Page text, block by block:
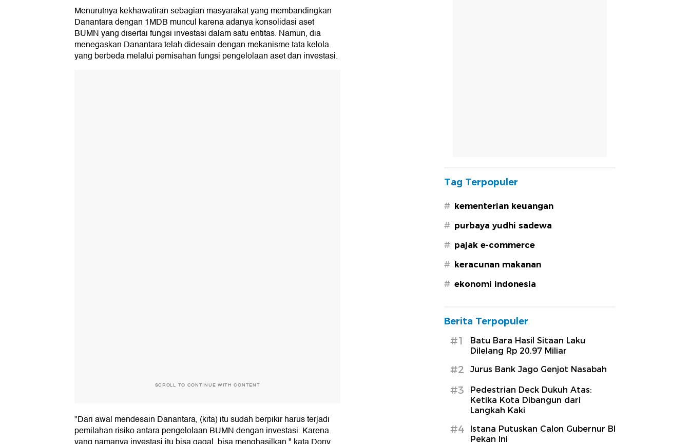
Menurutnya kekhawatiran sebagian masyarakat yang membandingkan
Danantara dengan 1MDB muncul karena adanya konsolidasi aset
BUMN yang disertai fungsi investasi dalam satu entitas. Namun, dia
menegaskan Danantara telah didesain dengan mekanisme tata kelola
yang berbeda melalui pemisahan fungsi pengelolaan aset dan investasi.
SCROLL TO CONTINUE WITH CONTENT
"Dari awal mendesain Danantara, (kita) itu sudah berpikir harus terjadi
pemilahan risiko antara pengelolaan BUMN dengan investasi. Karena
Tag Terpopuler
# kementerian keuangan
# purbaya yudhi sadewa
# pajak e-commerce
# keracunan makanan
# ekonomi indonesia
Berita Terpopuler
#1
Batu Bara Hasil Sitaan Laku
Dilelang Rp 20,97 Miliar
#2 Jurus Bank Jago Genjot Nasabah
#3
Pedestrian Deck Dukuh Atas:
Ketika Kota Dibangun dari
Langkah Kaki
#4
Istana Putuskan Calon Gubernur BI
Pekan Ini